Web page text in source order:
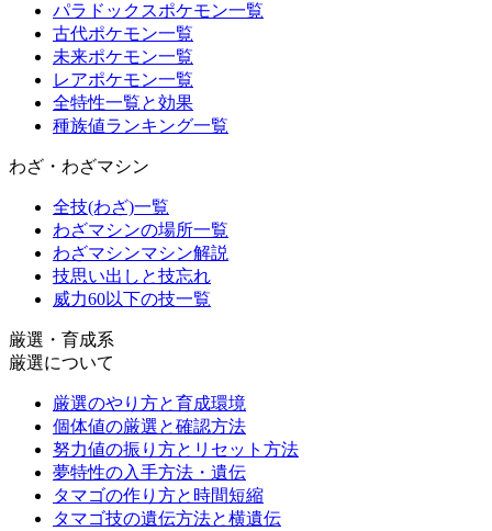
パラドックスポケモン一覧
古代ポケモン一覧
未来ポケモン一覧
レアポケモン一覧
全特性一覧と効果
種族値ランキング一覧
わざ・わざマシン
全技(わざ)一覧
わざマシンの場所一覧
わざマシンマシン解説
技思い出しと技忘れ
威力60以下の技一覧
厳選・育成系
厳選について
厳選のやり方と育成環境
個体値の厳選と確認方法
努力値の振り方とリセット方法
夢特性の入手方法・遺伝
タマゴの作り方と時間短縮
タマゴ技の遺伝方法と横遺伝